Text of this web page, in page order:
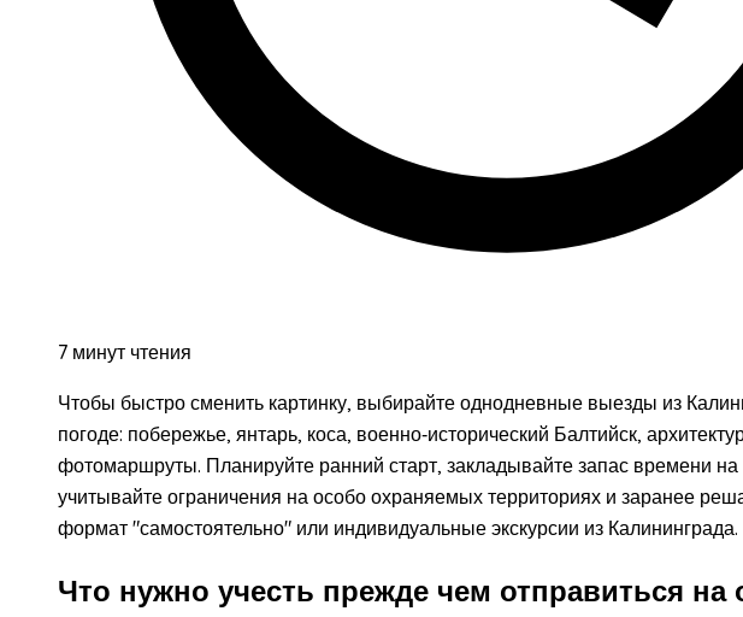
7 минут чтения
Чтобы быстро сменить картинку, выбирайте однодневные выезды из
погоде: побережье, янтарь, коса, военно‑исторический Балтийск,
фотомаршруты. Планируйте ранний старт, закладывайте запас времени на
учитывайте ограничения на особо охраняемых территориях и заранее
формат "самостоятельно" или индивидуальные экскурсии из Калининграда.
Что нужно учесть прежде чем отправиться